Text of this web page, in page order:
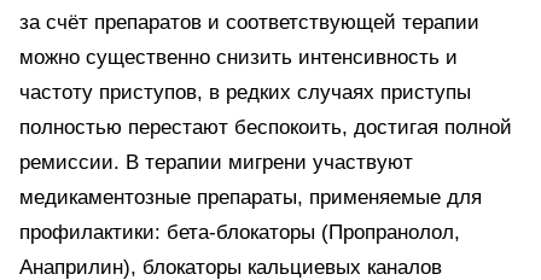
за счёт препаратов и соответствующей терапии
можно существенно снизить интенсивность и
частоту приступов, в редких случаях приступы
полностью перестают беспокоить, достигая полной
ремиссии. В терапии мигрени участвуют
медикаментозные препараты, применяемые для
профилактики: бета-блокаторы (Пропранолол,
Анаприлин), блокаторы кальциевых каналов